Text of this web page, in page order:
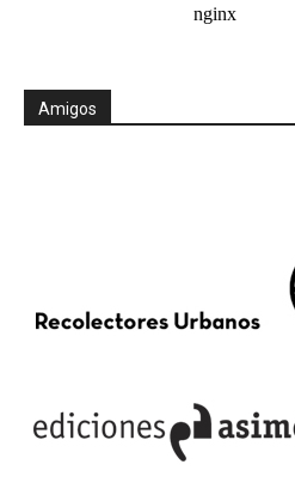
Amigos